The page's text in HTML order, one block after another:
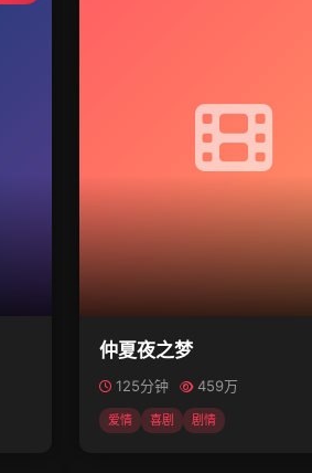
仲夏夜之梦
125分钟 459万
爱情 喜剧 剧情